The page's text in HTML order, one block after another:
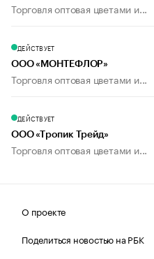
Торговля оптовая цветами и...
ДЕЙСТВУЕТ
ООО «МОНТЕФЛОР»
Торговля оптовая цветами и...
ДЕЙСТВУЕТ
ООО «Тропик Трейд»
Торговля оптовая цветами и...
О проекте
Поделиться новостью на РБК